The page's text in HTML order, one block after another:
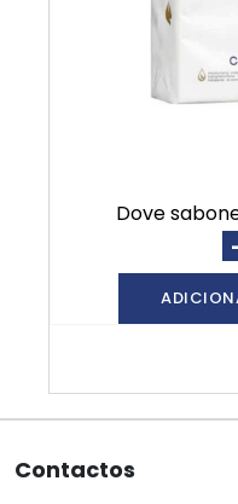
dove
Contactos